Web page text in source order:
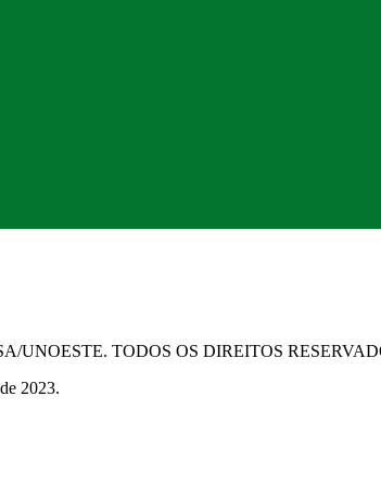
UNOESTE. TODOS OS DIREITOS
2023.